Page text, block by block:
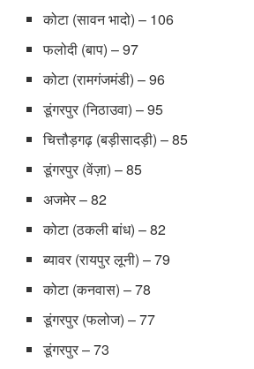
कोटा (सावन भादो) – 106
फलोदी (बाप) – 97
कोटा (रामगंजमंडी) – 96
डूंगरपुर (निठाउवा) – 95
चित्तौड़गढ़ (बड़ीसादड़ी) – 85
डूंगरपुर (वेंज़ा) – 85
अजमेर – 82
कोटा (ठकली बांध) – 82
ब्यावर (रायपुर लूनी) – 79
कोटा (कनवास) – 78
डूंगरपुर (फलोज) – 77
डूंगरपुर – 73